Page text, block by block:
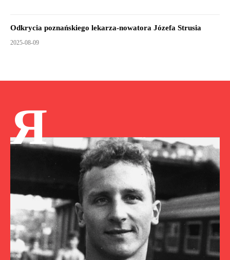
Odkrycia poznańskiego lekarza-nowatora Józefa Strusia
2025-08-09
Я